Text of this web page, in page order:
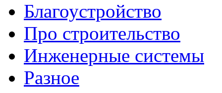
Благоустройство
Про строительство
Инженерные системы
Разное